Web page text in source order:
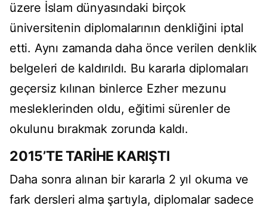
üzere İslam dünyasındaki birçok
üniversitenin diplomalarının denkliğini iptal
etti. Aynı zamanda daha önce verilen denklik
belgeleri de kaldırıldı. Bu kararla diplomaları
geçersiz kılınan binlerce Ezher mezunu
mesleklerinden oldu, eğitimi sürenler de
okulunu bırakmak zorunda kaldı.
2015’TE TARİHE KARIŞTI
Daha sonra alınan bir kararla 2 yıl okuma ve
fark dersleri alma şartıyla, diplomalar sadece